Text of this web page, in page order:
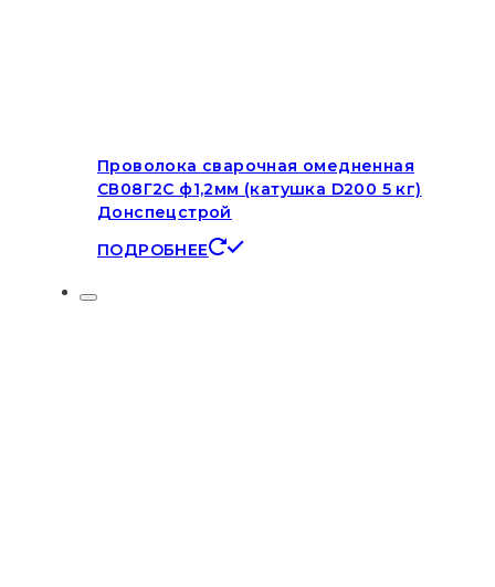
Проволока сварочная омедненная
СВ08Г2С ф1,2мм (катушка D200 5 кг)
Донспецстрой
ПОДРОБНЕЕ